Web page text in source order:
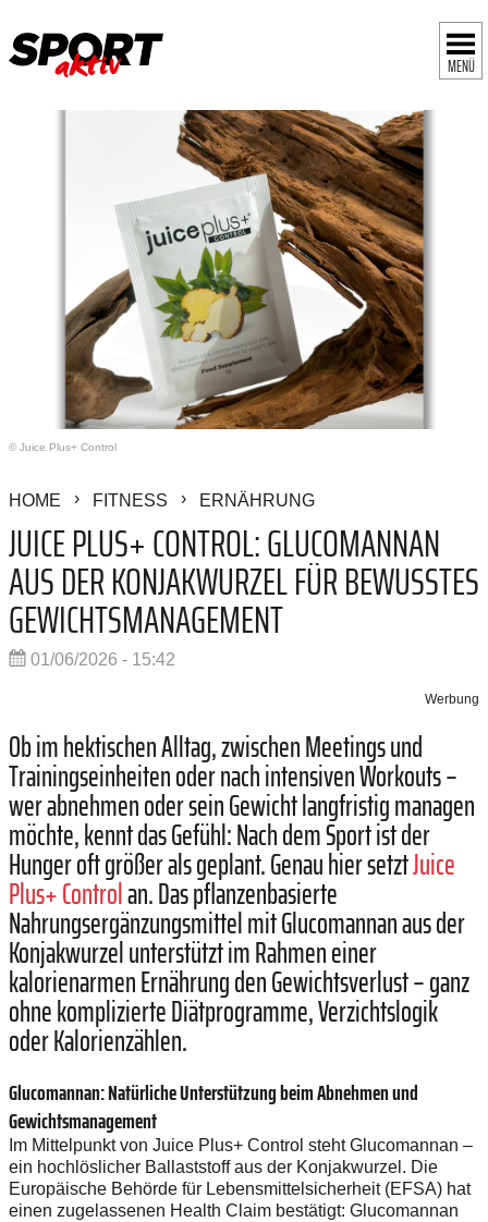
MENÜ
© Juice Plus+ Control
HOME FITNESS ERNÄHRUNG
JUICE PLUS+ CONTROL: GLUCOMANNAN
AUS DER KONJAKWURZEL FÜR BEWUSSTES
GEWICHTSMANAGEMENT
01/06/2026 - 15:42
Werbung
Ob im hektischen Alltag, zwischen Meetings und
Trainingseinheiten oder nach intensiven Workouts –
wer abnehmen oder sein Gewicht langfristig managen
möchte, kennt das Gefühl: Nach dem Sport ist der
Hunger oft größer als geplant. Genau hier setztJuice
Plus+ Controlan. Das pflanzenbasierte
Nahrungsergänzungsmittel mit Glucomannan aus der
Konjakwurzel unterstützt im Rahmen einer
kalorienarmen Ernährung den Gewichtsverlust – ganz
ohne komplizierte Diätprogramme, Verzichtslogik
oder Kalorienzählen.
Glucomannan: Natürliche Unterstützung beim Abnehmen und
Gewichtsmanagement
Im Mittelpunkt von Juice Plus+ Control steht Glucomannan –
ein hochlöslicher Ballaststoff aus der Konjakwurzel. Die
Europäische Behörde für Lebensmittelsicherheit (EFSA) hat
einen zugelassenen Health Claim bestätigt: Glucomannan